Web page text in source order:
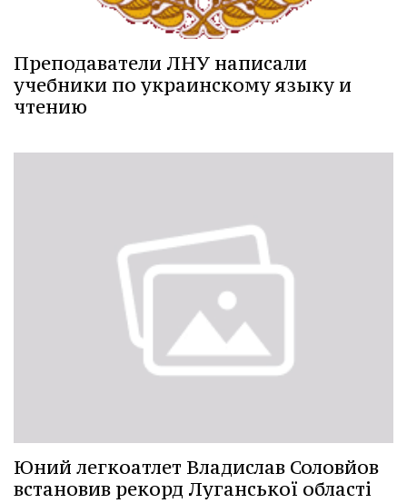
Преподаватели ЛНУ написали
учебники по украинскому языку и
чтению
Юний легкоатлет Владислав Соловйов
встановив рекорд Луганської області